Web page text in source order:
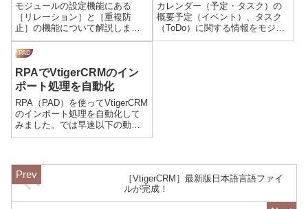
モジュールの設定機能にある
［リレーション］と［重複防
止］の機能について解説しま
す。リレーションリレーション
は関連タブの表示、非表示と並
び順を設定する機能になりま
す。［リレーション］のタブを
クリックします。リレーション
のパターン別に関連するモ...
カレンダー（予定・タスク）の
概要予定（イベント）、タスク
（ToDo）に関する情報をモジュ
ールに関連付けて管理すること
PAD
RPAでVtigerCRMのイン
ポート処理を自動化
RPA（PAD）を使ってVtigerCRM
のインポート処理を自動化して
みました。では早速以下の動画
で動きをご確認ください。設定
のデータの列（フィールド）を
マッピングする必要が...
［VtigerCRM］最新版日本語言語ファイ
ルが完成！